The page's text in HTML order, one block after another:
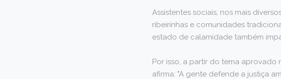
Assistentes sociais, nos mais
ribeirinhas e comunidades
estado de calamidade também
Por isso, a partir do tema aprovado
afirma: "A gente defende a justiça